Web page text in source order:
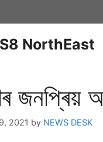
NorthEast
জনপ্ৰিয়
2021 by NEWS DESK